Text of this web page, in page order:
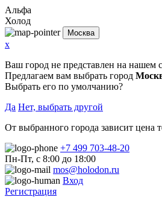
Альфа
Холод
Москва
x
Ваш город не представлен на нашем
Предлагаем вам выбрать город
Выбрать его по умолчанию?
Да Нет, выбрать другой
От выбранного города зависит цена
+7 499 703-48-20
Пн-Пт, с 8:00 до 18:00
mos@holodon.ru
Вход
Регистрация